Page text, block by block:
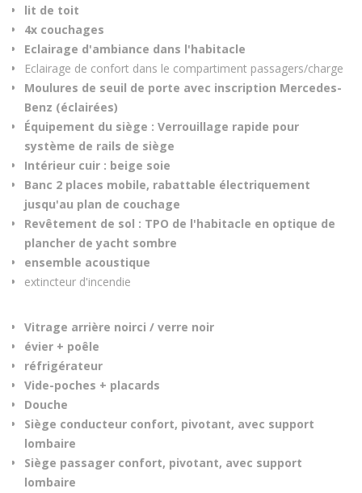
lit de toit
4x couchages
Eclairage d'ambiance dans l'habitacle
Eclairage de confort dans le compartiment passagers/charge
Moulures de seuil de porte avec inscription Mercedes-
Benz (éclairées)
Équipement du siège : Verrouillage rapide pour
système de rails de siège
Intérieur cuir : beige soie
Banc 2 places mobile, rabattable électriquement
jusqu'au plan de couchage
Revêtement de sol : TPO de l'habitacle en optique de
plancher de yacht sombre
ensemble acoustique
extincteur d'incendie
Vitrage arrière noirci / verre noir
évier + poêle
réfrigérateur
Vide-poches + placards
Douche
Siège conducteur confort, pivotant, avec support
lombaire
Siège passager confort, pivotant, avec support
lombaire